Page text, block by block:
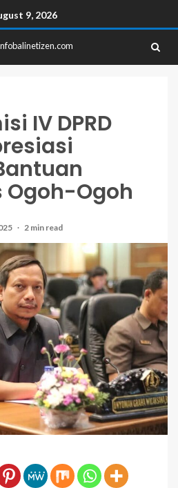
9, 2026
IV DPRD
Ogoh
2 min read